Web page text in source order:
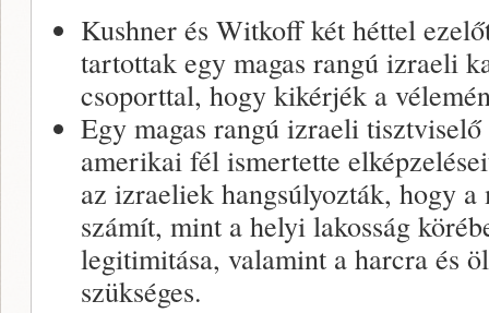
Kushner és Witkoff két héttel
tartottak egy magas rangú izraeli
csoporttal, hogy kikérjék a
Egy magas rangú izraeli
amerikai fél ismertette
az izraeliek hangsúlyozták, hogy a
számít, mint a helyi lakosság
legitimitása, valamint a harcra és
szükséges.